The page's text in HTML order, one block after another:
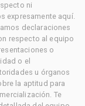
ni
expresamente aquí.
declaraciones
respecto al equipo
o
o el
u órganos
la aptitud para
Te